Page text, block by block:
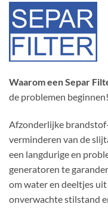
Waarom een Separ
de problemen beginnen!
Afzonderlijke
verminderen van de
een ​​langdurige en
generatoren te
om water en deeltjes
onverwachte stilstand